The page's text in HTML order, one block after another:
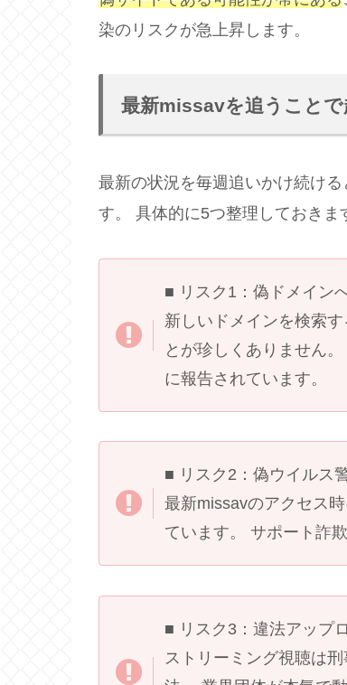
染のリスクが急上昇します。
最新missavを追うこと
最新の状況を毎週追いかけ続ける
す。 具体的に5つ整理しておきま
■ リスク1：偽ドメイン
新しいドメインを検索
とが珍しくありません
に報告されています。
■ リスク2：偽ウイルス
最新missavのアクセス
ています。 サポート詐
■ リスク3：違法アップ
ストリーミング視聴は